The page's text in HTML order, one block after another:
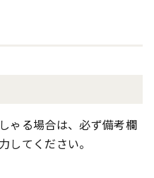
ゃる場合は、必ず備考欄
してください。